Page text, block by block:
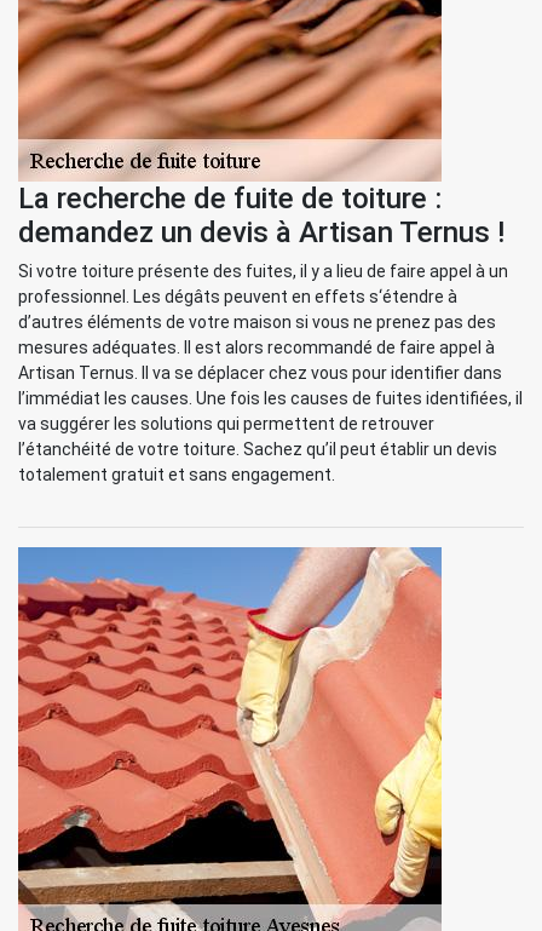
La recherche de fuite de toiture :
demandez un devis à Artisan Ternus !
Si votre toiture présente des fuites, il y a lieu de faire appel à un
professionnel. Les dégâts peuvent en effets s‘étendre à
d’autres éléments de votre maison si vous ne prenez pas des
mesures adéquates. Il est alors recommandé de faire appel à
Artisan Ternus. Il va se déplacer chez vous pour identifier dans
l’immédiat les causes. Une fois les causes de fuites identifiées, il
va suggérer les solutions qui permettent de retrouver
l’étanchéité de votre toiture. Sachez qu’il peut établir un devis
totalement gratuit et sans engagement.